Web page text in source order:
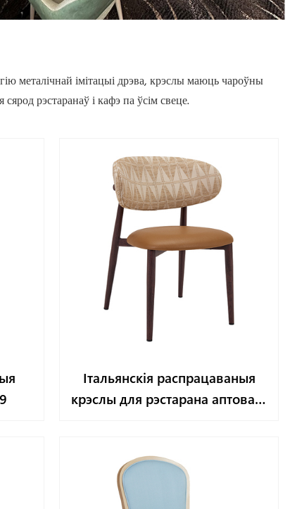
металічнай імітацыі дрэва, крэслы маюць чароўны
рэстаранаў і кафэ па ўсім свеце.
Італьянскія распрацаваныя
крэслы для рэстарана аптовага